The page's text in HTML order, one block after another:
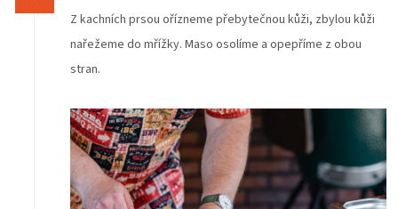
Z kachních prsou ořízneme přebytečnou kůži, zbylou kůži
nařežeme do mřížky. Maso osolíme a opepříme z obou
stran.